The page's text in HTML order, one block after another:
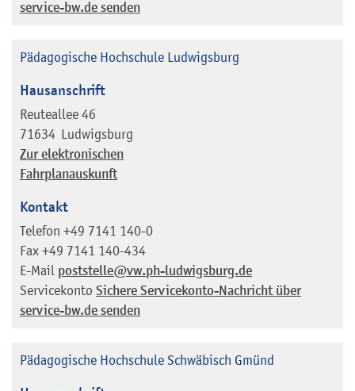
service-bw.de senden
Pädagogische Hochschule Ludwigsburg
Hausanschrift
Reuteallee 46
71634 Ludwigsburg
Zur elektronischen
Fahrplanauskunft
Kontakt
Telefon +49 7141 140-0
Fax +49 7141 140-434
E-Mail poststelle@vw.ph-ludwigsburg.de
Servicekonto Sichere Servicekonto-Nachricht über
service-bw.de senden
Pädagogische Hochschule Schwäbisch Gmünd